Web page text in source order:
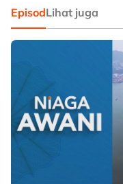
EpisodLihat juga